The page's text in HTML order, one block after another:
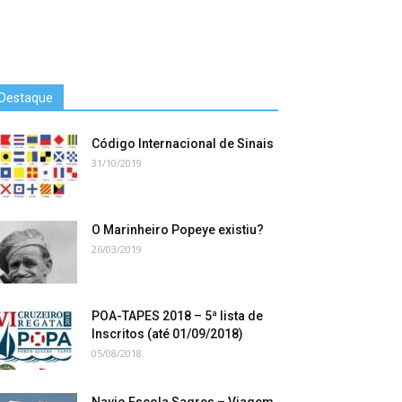
Código Internacional de Sinais
31/10/2019
O Marinheiro Popeye existiu?
26/03/2019
POA-TAPES 2018 – 5ª lista de
Inscritos (até 01/09/2018)
05/08/2018